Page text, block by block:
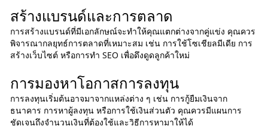
สร้างแบรนด์และการตลาด
การสร้างแบรนด์ที่มีเอกลักษณ์จะทำให้คุณแตกต่างจากคู่แข่ง คุณควร
พิจารณากลยุทธ์การตลาดที่เหมาะสม เช่น การใช้โซเชียลมีเดีย การ
สร้างเว็บไซต์ หรือการทำ SEO เพื่อดึงดูดลูกค้าใหม่
การมองหาโอกาสการลงทุน
การลงทุนเริ่มต้นอาจมาจากแหล่งต่าง ๆ เช่น การกู้ยืมเงินจาก
ธนาคาร การหาผู้ลงทุน หรือการใช้เงินส่วนตัว คุณควรมีแผนการ
ชัดเจนถึงจำนวนเงินที่ต้องใช้และวิธีการหามาให้ได้